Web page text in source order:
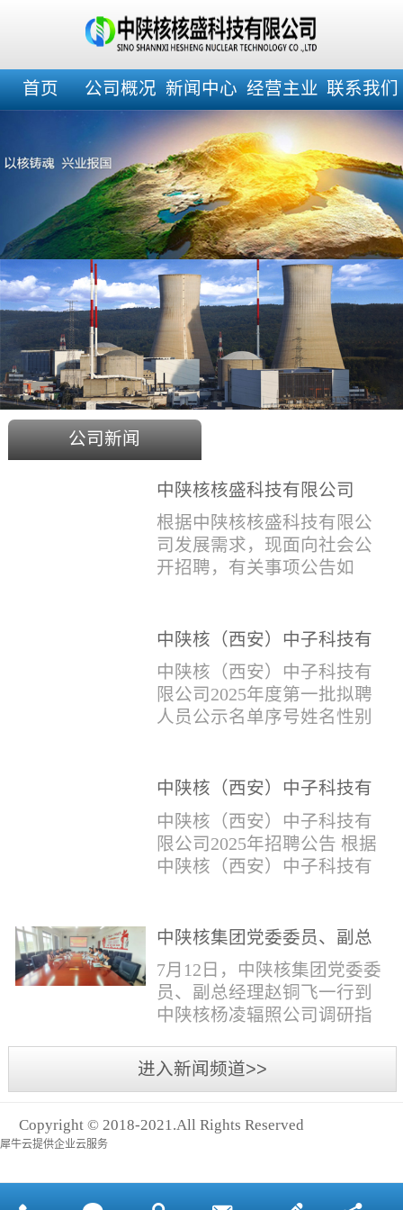
首页 公司概况 新闻中心 经营主业 联系我们
公司新闻
中陕核核盛科技有限公司
2025年度招聘公告
根据中陕核核盛科技有限公
司发展需求，现面向社会公
开招聘，有关事项公告如
会招聘：面向社会招聘，同
等条件下集团内部员工优
先。（2）应届生招聘：国家
计划内统一招收的全日制院
校应届毕业生，重点院校应
登记表》(见附件2）并如实
填写。并将《应聘人员登记
表》和本人学历学位证书和
相关证件扫描件发送至报名
中陕核（西安）中子科技有
限公司2025年度第一批拟聘
人员公示名单
中陕核（西安）中子科技有
限公司2025年度第一批拟聘
人员公示名单序号姓名性别
本科西安石油大学测控技术
月本科西安石油大学通信工
程社招3王小明男1981年11月
本科西安石油大学测控技术
子工程社招5何晔女1979年10
月本科西安财经学院工商管
理社招6张柳怡女1998...
中陕核（西安）中子科技有
限公司2025年招聘公告
中陕核（西安）中子科技有
限公司2025年招聘公告 根据
中陕核（西安）中子科技有
如下：一、招聘岗位及人数
见附件1二、招聘范围（1）
社会招聘：面向社会招聘。
（2）应届生招聘：国家计划
内统一招收的全日制院校应
届毕业生，重点院校应届毕
业生优先；回国一年内取得
国家教育部出具的学历（学
三、招聘流程（一）个人报
中陕核集团党委委员、副总
经理赵铜飞一行到中陕核杨
凌辐照公司调研指导工作
7月12日，中陕核集团党委委
员、副总经理赵铜飞一行到
中陕核杨凌辐照公司调研指
息部部长赵磊，中陕核核盛
公司执行董事张鹏，核盛公
执行董事李奎等陪同调研。
进入新闻频道>>
Copyright © 2018-2021.All Rights Reserved
犀牛云提供企业云服务